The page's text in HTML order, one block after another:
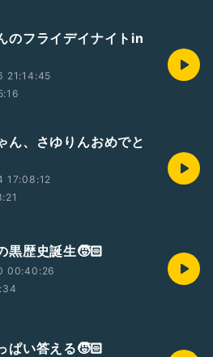
のフライデイナイトin
21:14:45
ん、さゆりんおめでと
17:08:12
黒歴史誕生🧒🏻
00:40:26
ぱい答える🧒🏻